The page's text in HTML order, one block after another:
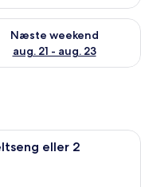
14 - aug. 16
Næste weekend
aug. 21 - aug. 23
for næste
dobbeltværelse - 1
eller 2